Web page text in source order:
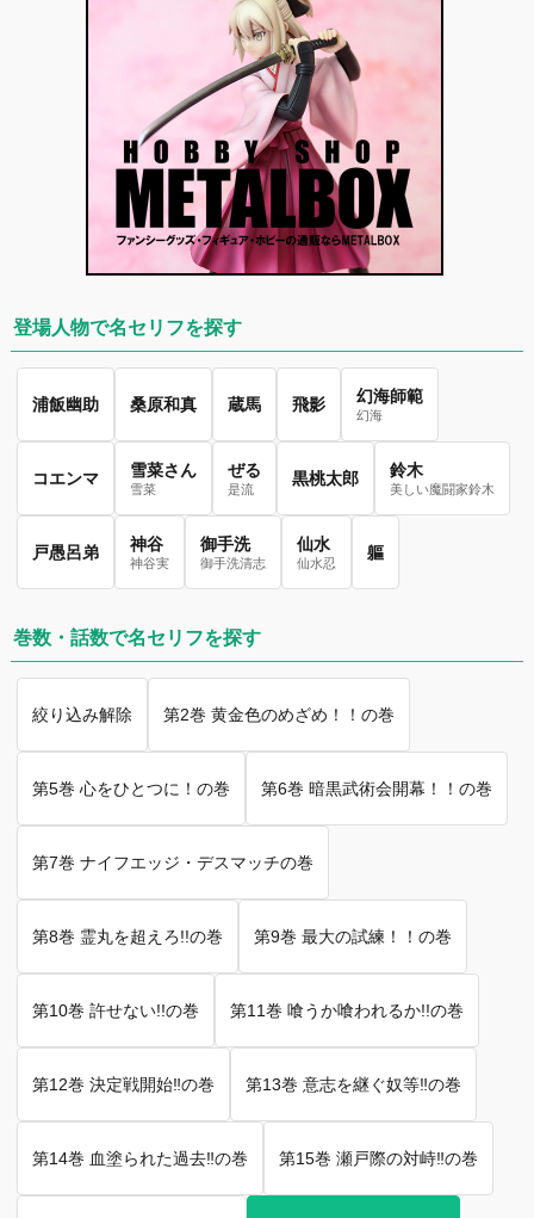
登場人物で名セリフを探す
浦飯幽助 桑原和真 蔵馬 飛影 幻海師範
幻海
コエンマ 雪菜さん
雪菜
ぜる
是流
黒桃太郎 鈴木
美しい魔闘家鈴木
戸愚呂弟 神谷
神谷実
御手洗
御手洗清志
仙水
仙水忍
軀
巻数・話数で名セリフを探す
絞り込み解除 第2巻 黄金色のめざめ！！の巻
第5巻 心をひとつに！の巻 第6巻 暗黒武術会開幕！！の巻
第7巻 ナイフエッジ・デスマッチの巻
第8巻 霊丸を超えろ!!の巻 第9巻 最大の試練！！の巻
第10巻 許せない!!の巻 第11巻 喰うか喰われるか!!の巻
第12巻 決定戦開始‼︎の巻 第13巻 意志を継ぐ奴等‼︎の巻
第14巻 血塗られた過去‼︎の巻 第15巻 瀬戸際の対峙‼︎の巻